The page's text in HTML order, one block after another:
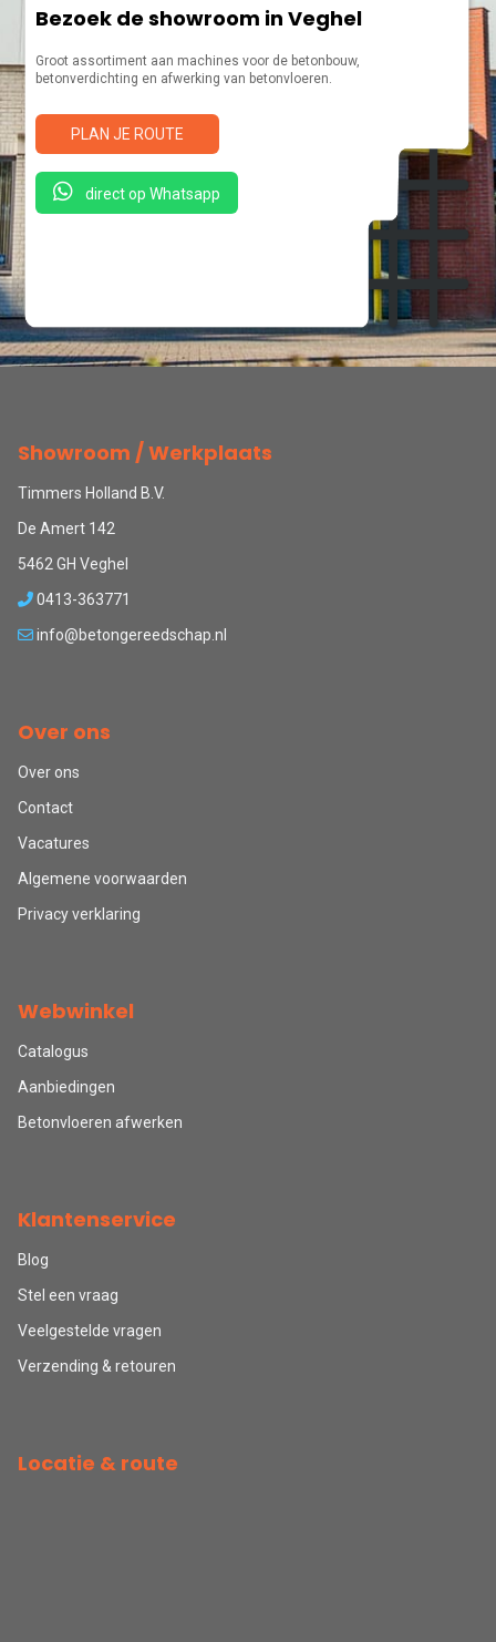
Bezoek de showroom in Veghel
Groot assortiment aan machines voor de betonbouw,
betonverdichting en afwerking van betonvloeren.
PLAN JE ROUTE
direct op Whatsapp
Showroom / Werkplaats
Timmers Holland B.V.
De Amert 142
5462 GH Veghel
0413-363771
info@betongereedschap.nl
Over ons
Over ons
Contact
Vacatures
Algemene voorwaarden
Privacy verklaring
Webwinkel
Catalogus
Aanbiedingen
Betonvloeren afwerken
Klantenservice
Blog
Stel een vraag
Veelgestelde vragen
Verzending & retouren
Locatie & route